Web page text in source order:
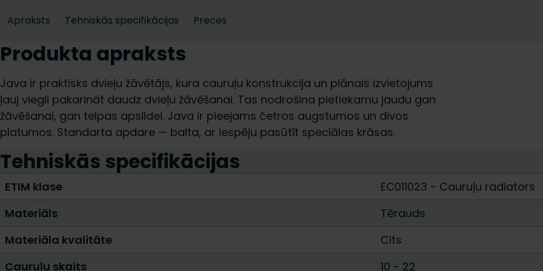
Apraksts Tehniskās specifikācijas Preces
Produkta apraksts
Java ir praktisks dvieļu žāvētājs, kura cauruļu konstrukcija un plānais izvietojums
ļauj viegli pakarināt daudz dvieļu žāvēšanai. Tas nodrošina pietiekamu jaudu gan
žāvēšanai, gan telpas apsildei. Java ir pieejams četros augstumos un divos
platumos. Standarta apdare — balta, ar iespēju pasūtīt speciālas krāsas.
Tehniskās specifikācijas
ETIM klase
EC011023 - Cauruļu radiators
Materiāls
Tērauds
Materiāla kvalitāte
Cits
Cauruļu skaits
10 - 22